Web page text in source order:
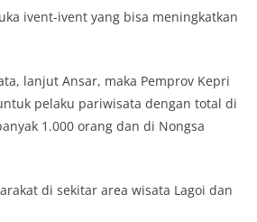
ivent-ivent yang bisa meningkatkan
lanjut Ansar, maka Pemprov Kepri
pelaku pariwisata dengan total di
1.000 orang dan di Nongsa
di sekitar area wisata Lagoi dan